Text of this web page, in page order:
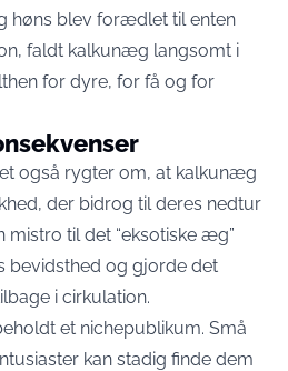
høns blev forædlet til enten
faldt kalkunæg langsomt i
for dyre, for få og for
også rygter om, at kalkunæg
der bidrog til deres nedtur
mistro til det “eksotiske æg”
bevidsthed og gjorde det
i cirkulation.
et nichepublikum. Små
kan stadig finde dem